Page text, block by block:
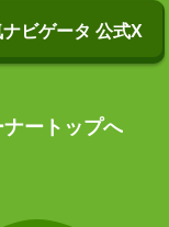
ビゲータ 公式X
ナートップへ